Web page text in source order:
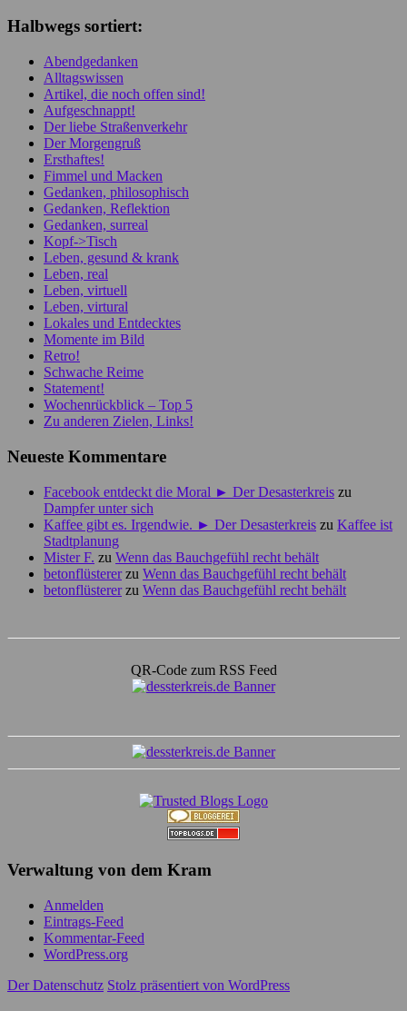
Halbwegs sortiert:
Abendgedanken
Alltagswissen
Artikel, die noch offen sind!
Aufgeschnappt!
Der liebe Straßenverkehr
Der Morgengruß
Ersthaftes!
Fimmel und Macken
Gedanken, philosophisch
Gedanken, Reflektion
Gedanken, surreal
Kopf->Tisch
Leben, gesund & krank
Leben, real
Leben, virtuell
Leben, virtural
Lokales und Entdecktes
Momente im Bild
Retro!
Schwache Reime
Statement!
Wochenrückblick – Top 5
Zu anderen Zielen, Links!
Neueste Kommentare
Facebook entdeckt die Moral ► Der Desasterkreis zu
Dampfer unter sich
Kaffee gibt es. Irgendwie. ► Der Desasterkreis zu Kaffee ist
Stadtplanung
Mister F. zu Wenn das Bauchgefühl recht behält
betonflüstererzu Wenn das Bauchgefühl recht behält
betonflüstererzu Wenn das Bauchgefühl recht behält
QR-Code zum RSS Feed
Verwaltung von dem Kram
Anmelden
Eintrags-Feed
Kommentar-Feed
WordPress.org
Der Datenschutz Stolz präsentiert von WordPress